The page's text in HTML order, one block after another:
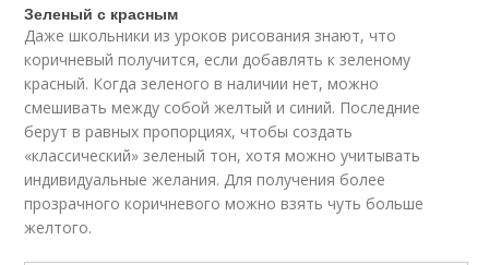
Зеленый с красным
Даже школьники из уроков рисования знают, что
коричневый получится, если добавлять к зеленому
красный. Когда зеленого в наличии нет, можно
смешивать между собой желтый и синий. Последние
берут в равных пропорциях, чтобы создать
«классический» зеленый тон, хотя можно учитывать
индивидуальные желания. Для получения более
прозрачного коричневого можно взять чуть больше
желтого.